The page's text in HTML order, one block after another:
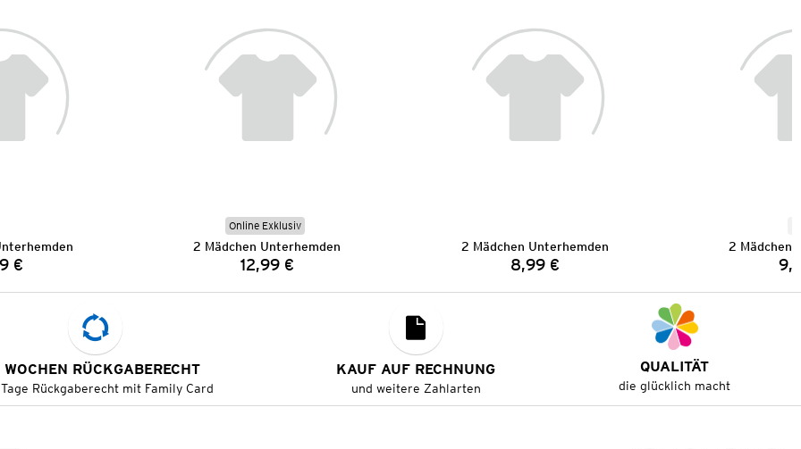
€
Online Exklusiv
2 Mädchen Unterhemden
Preis:
12,99 €
2 Mädchen Unterhemden
Preis:
8,99 €
2 Mädchen
RÜCKGABERECHT
Rückgaberecht mit Family Card
KAUF AUF RECHNUNG
und weitere Zahlarten
QUALITÄT
die glücklich macht